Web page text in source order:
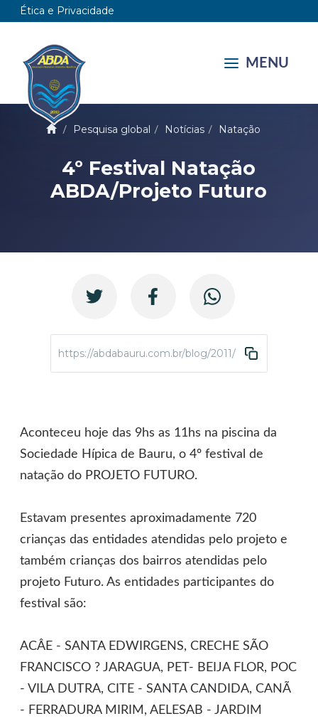
Ética e Privacidade
MENU
Pesquisa global Notícias Natação
4º Festival Natação
ABDA/Projeto Futuro
https://abdabauru.com.br/blog/2011/12/09/4o-
Aconteceu hoje das 9hs as 11hs na piscina da
Sociedade Hípica de Bauru, o 4º festival de
natação do PROJETO FUTURO.
Estavam presentes aproximadamente 720
crianças das entidades atendidas pelo projeto e
também crianças dos bairros atendidas pelo
projeto Futuro. As entidades participantes do
festival são:
ACÂE - SANTA EDWIRGENS, CRECHE SÃO
FRANCISCO ? JARAGUA, PET- BEIJA FLOR, POC
- VILA DUTRA, CITE - SANTA CANDIDA, CANÃ
- FERRADURA MIRIM, AELESAB - JARDIM